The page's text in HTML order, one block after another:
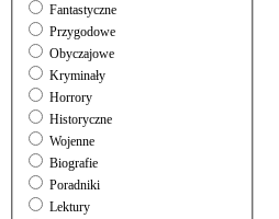
Fantastyczne
Przygodowe
Obyczajowe
Kryminały
Horrory
Historyczne
Wojenne
Biografie
Poradniki
Lektury